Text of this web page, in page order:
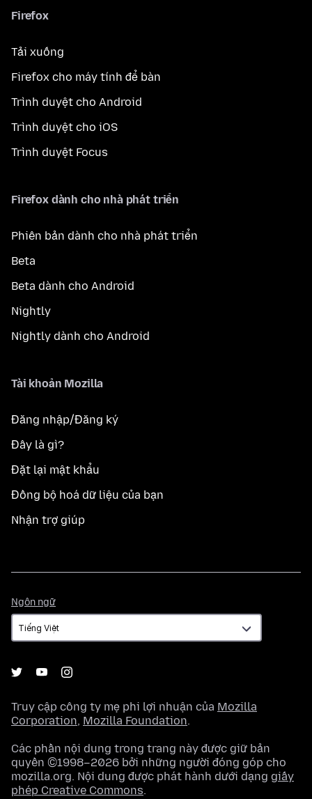
Firefox
Tải xuống
Firefox cho máy tính để bàn
Trình duyệt cho Android
Trình duyệt cho iOS
Trình duyệt Focus
Firefox dành cho nhà phát triển
Phiên bản dành cho nhà phát triển
Beta
Beta dành cho Android
Nightly
Nightly dành cho Android
Tài khoản Mozilla
Đăng nhập/Đăng ký
Đây là gì?
Đặt lại mật khẩu
Đồng bộ hoá dữ liệu của bạn
Nhận trợ giúp
Ngôn ngữ
ngữ
Truy cập công ty mẹ phi lợi nhuận của Mozilla
Corporation, Mozilla Foundation.
Các phần nội dung trong trang này được giữ bản
quyền ©1998–2026 bởi những người đóng góp cho
mozilla.org. Nội dung được phát hành dưới dạng giấy
phép Creative Commons.